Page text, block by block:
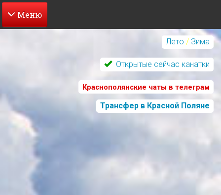
Перейти
Лето / Зима
Открытые сейчас канатки
Краснополянские чаты в телеграм
Трансфер в Красной Поляне